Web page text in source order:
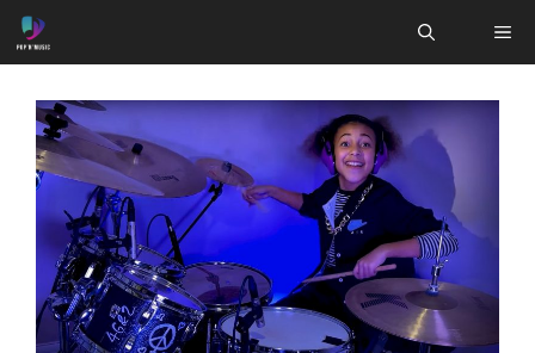
Aller
au